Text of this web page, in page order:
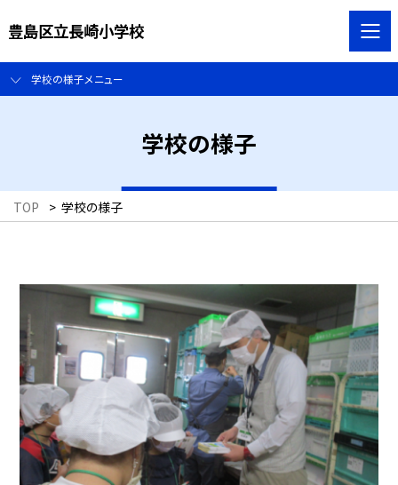
豊島区立長崎小学校
学校の様子メニュー
学校の様子
TOP > 学校の様子